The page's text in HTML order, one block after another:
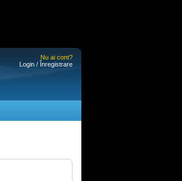
Nu ai cont?
Login / Înregistrare